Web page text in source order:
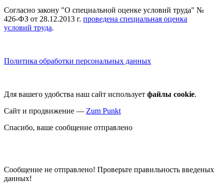
Согласно закону "О специальной оценке условий труда" №
426-ФЗ от 28.12.2013 г. проведена специальная оценка
условий труда.
Политика обработки персональных данных
Для вашего удобства наш сайт использует файлы cookie.
Сайт и продвижение — Zum Punkt
Спасибо, ваше сообщение отправлено
Сообщение не отправлено! Проверьте правильность введеных
данных!